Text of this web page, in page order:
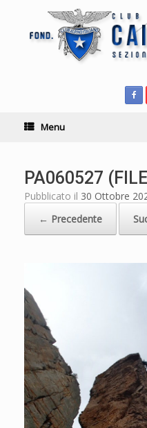
Menu
PA060527
Pubblicato il 30 Ottobre
← Precedente